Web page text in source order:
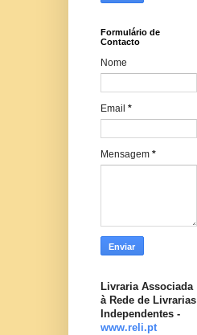
Formulário de
Contacto
Nome
Email *
Mensagem *
Livraria Associada
à Rede de Livrarias
Independentes -
www.reli.pt